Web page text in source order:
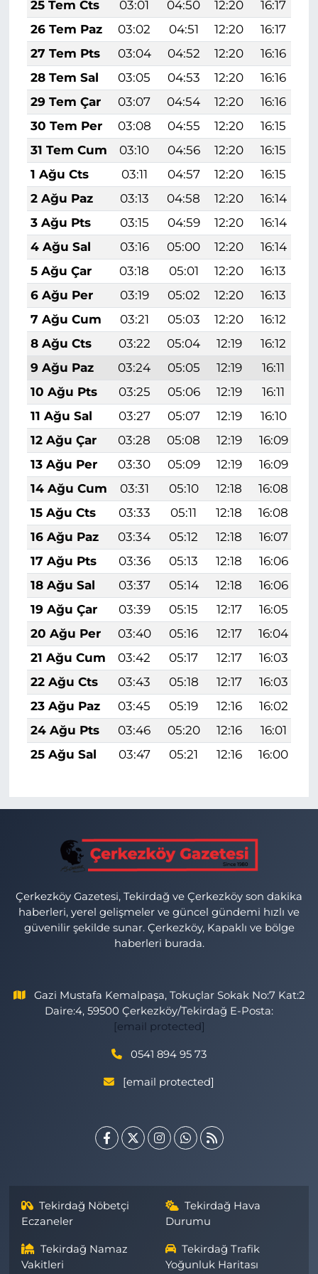
25 Tem Cts
03:01 04:50 12:20 16:17
26 Tem Paz
03:02 04:51 12:20 16:17
27 Tem Pts
03:04 04:52 12:20 16:16
28 Tem Sal
03:05 04:53 12:20 16:16
29 Tem Çar
03:07 04:54 12:20 16:16
30 Tem Per
03:08 04:55 12:20 16:15
31 Tem Cum
03:10 04:56 12:20 16:15
1 Ağu Cts
03:11 04:57 12:20 16:15
2 Ağu Paz
03:13 04:58 12:20 16:14
3 Ağu Pts
03:15 04:59 12:20 16:14
4 Ağu Sal
03:16 05:00 12:20 16:14
5 Ağu Çar
03:18 05:01 12:20 16:13
6 Ağu Per
03:19 05:02 12:20 16:13
7 Ağu Cum
03:21 05:03 12:20 16:12
8 Ağu Cts
03:22 05:04 12:19 16:12
9 Ağu Paz
03:24 05:05 12:19 16:11
10 Ağu Pts
03:25 05:06 12:19 16:11
11 Ağu Sal
03:27 05:07 12:19 16:10
12 Ağu Çar
03:28 05:08 12:19 16:09
13 Ağu Per
03:30 05:09 12:19 16:09
14 Ağu Cum
03:31 05:10 12:18 16:08
15 Ağu Cts
03:33 05:11 12:18 16:08
16 Ağu Paz
03:34 05:12 12:18 16:07
17 Ağu Pts
03:36 05:13 12:18 16:06
18 Ağu Sal
03:37 05:14 12:18 16:06
19 Ağu Çar
03:39 05:15 12:17 16:05
20 Ağu Per
03:40 05:16 12:17 16:04
21 Ağu Cum
03:42 05:17 12:17 16:03
22 Ağu Cts
03:43 05:18 12:17 16:03
23 Ağu Paz
03:45 05:19 12:16 16:02
24 Ağu Pts
03:46 05:20 12:16 16:01
25 Ağu Sal
03:47 05:21 12:16 16:00
Çerkezköy Gazetesi, Tekirdağ ve Çerkezköy son dakika
haberleri, yerel gelişmeler ve güncel gündemi hızlı ve
güvenilir şekilde sunar. Çerkezköy, Kapaklı ve bölge
haberleri burada.
Gazi Mustafa Kemalpaşa, Tokuçlar Sokak No:7 Kat:2
Daire:4, 59500 Çerkezköy/Tekirdağ E-Posta:
[email protected]
0541 894 95 73
[email protected]
Tekirdağ Nöbetçi
Eczaneler
Tekirdağ Hava
Durumu
Tekirdağ Namaz
Vakitleri
Tekirdağ Trafik
Yoğunluk Haritası